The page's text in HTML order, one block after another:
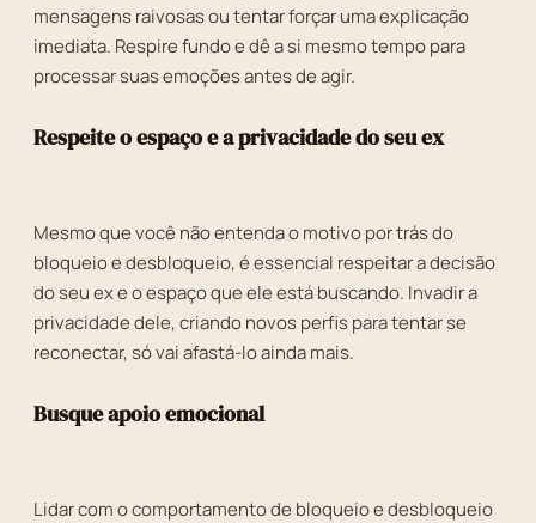
mensagens raivosas ou tentar forçar uma explicação
imediata. Respire fundo e dê a si mesmo tempo para
processar suas emoções antes de agir.
Respeite o espaço e a privacidade do seu ex
Mesmo que você não entenda o motivo por trás do
bloqueio e desbloqueio, é essencial respeitar a decisão
do seu ex e o espaço que ele está buscando. Invadir a
privacidade dele, criando novos perfis para tentar se
reconectar, só vai afastá-lo ainda mais.
Busque apoio emocional
Lidar com o comportamento de bloqueio e desbloqueio